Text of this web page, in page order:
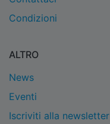
Condizioni
ALTRO
News
Eventi
Iscriviti alla newsletter